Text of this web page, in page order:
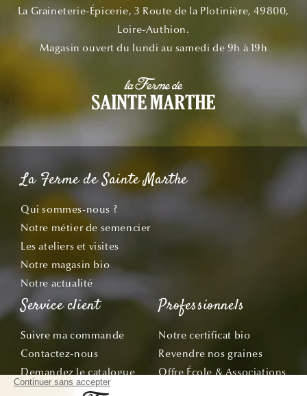
La Graineterie-Épicerie, 3 Route de la Plotinière, 49800,
Loire-Authion.
Magasin ouvert du lundi au samedi de 9h à 19h
La Ferme de Sainte Marthe
Qui sommes-nous ?
Notre métier de semencier
Les ateliers et visites
Notre magasin bio
Notre actualité
Service client
Suivre ma commande
Contactez-nous
Demandez le catalogue
Bon de commande
Professionnels
Notre certificat bio
Revendre nos graines
Offre École & Associations